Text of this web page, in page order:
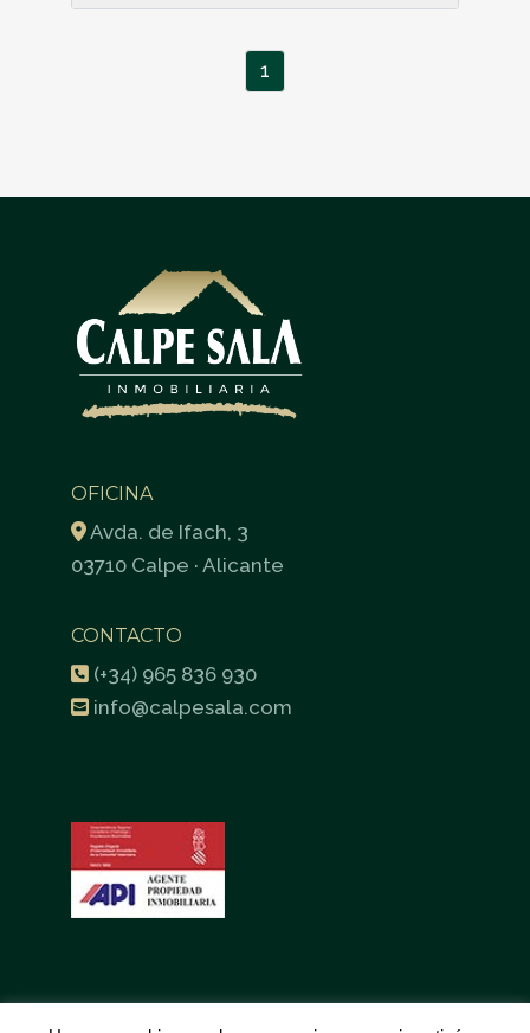
1
OFICINA
Avda. de Ifach, 3
03710 Calpe · Alicante
CONTACTO
(+34) 965 836 930
info@calpesala.com